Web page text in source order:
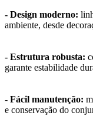
- Design moderno:
ambiente, desde
- Estrutura robusta:
garante estabilidade
- Fácil manutenção:
e conservação do